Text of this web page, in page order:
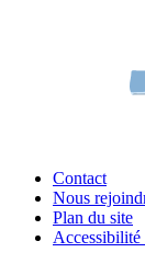
Contact
Nous
Plan du site